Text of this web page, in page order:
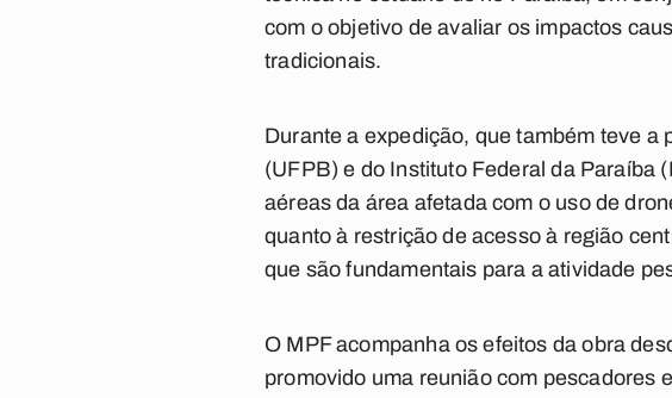
com o objetivo de avaliar os impactos
tradicionais.
Durante a expedição, que também teve
(UFPB) e do Instituto Federal da Paraíba
aéreas da área afetada com o uso de
quanto à restrição de acesso à região
que são fundamentais para a atividade
O MPF acompanha os efeitos da obra
promovido uma reunião com pescadores